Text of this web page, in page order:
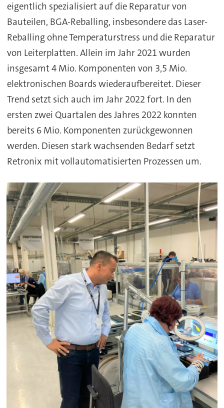
eigentlich spezialisiert auf die Reparatur von
Bauteilen, BGA-Reballing, insbesondere das Laser-
Reballing ohne Temperaturstress und die Reparatur
von Leiterplatten. Allein im Jahr 2021 wurden
insgesamt 4 Mio. Komponenten von 3,5 Mio.
elektronischen Boards wiederaufbereitet. Dieser
Trend setzt sich auch im Jahr 2022 fort. In den
ersten zwei Quartalen des Jahres 2022 konnten
bereits 6 Mio. Komponenten zurückgewonnen
werden. Diesen stark wachsenden Bedarf setzt
Retronix mit vollautomatisierten Prozessen um.